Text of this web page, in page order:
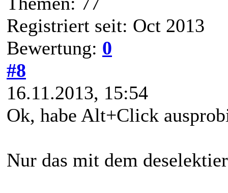
Registriert seit: Oct 2013
Bewertung: 0
#8
16.11.2013, 15:54
Ok, habe Alt+Click
Nur das mit dem